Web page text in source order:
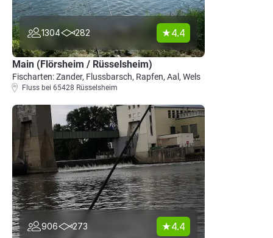
1304 282 4.4
Main (Flörsheim / Rüsselsheim)
Fischarten: Zander, Flussbarsch, Rapfen, Aal, Wels
Fluss bei 65428 Rüsselsheim
906 273 4.4